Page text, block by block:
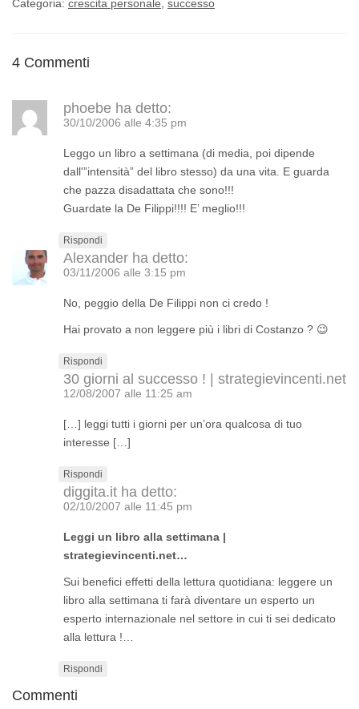
Categoria: crescita personale successo
4 Commenti
phoebe ha detto:
30/10/2006 alle 4:35 pm
Leggo un libro a settimana (di media, poi dipende
dall'”intensità” del libro stesso) da una vita. E guarda
che pazza disadattata che sono!!!
Guardate la De Filippi!!!! E’ meglio!!!
Rispondi
Alexander ha detto:
03/11/2006 alle 3:15 pm
No, peggio della De Filippi non ci credo !
Hai provato a non leggere più i libri di Costanzo ? 😉
Rispondi
30 giorni al successo ! | strategievincenti.net
12/08/2007 alle 11:25 am
[…] leggi tutti i giorni per un’ora qualcosa di tuo
interesse […]
Rispondi
diggita.it ha detto:
02/10/2007 alle 11:45 pm
Leggi un libro alla settimana |
strategievincenti.net…
Sui benefici effetti della lettura quotidiana: leggere un
libro alla settimana ti farà diventare un esperto un
esperto internazionale nel settore in cui ti sei dedicato
alla lettura !…
Rispondi
Commenti